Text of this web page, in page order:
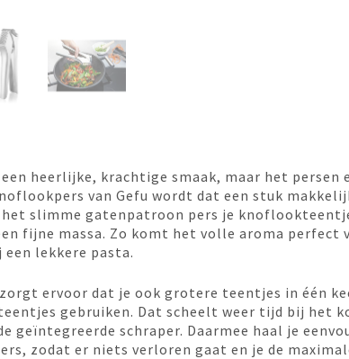
heerlijke, krachtige smaak, maar het persen
van Gefu wordt dat een stuk
slimme gatenpatroon pers je
fijne massa. Zo komt het volle aroma perfect
lekkere pasta.
ervoor dat je ook grotere teentjes in één
gebruiken. Dat scheelt weer tijd bij het
geïntegreerde schraper. Daarmee haal je
zodat er niets verloren gaat en je de